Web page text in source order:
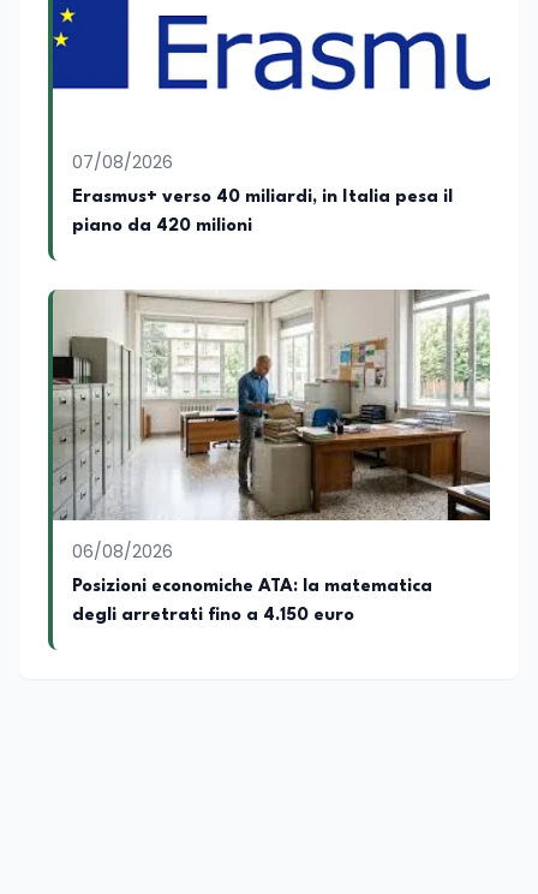
Attualmente ricopre il ruolo di Direttore
Responsabile di EduNews24.it, testata
giornalistica online dedicata al mondo
dell'istruzione, della formazione e delle
supervisiona la produzione di contenuti
operatori del settore educativo. È inoltre
docente di Comunicazione presso la
mediazione linguistica, dove mette a
disposizione delle nuove generazioni di
professionisti della comunicazione il
proprio bagaglio di competenze
giornalistiche, analitiche e accademiche.
07/08/2026
Erasmus+ verso 40 miliardi, in Italia pesa il
piano da 420 milioni
06/08/2026
Posizioni economiche ATA: la matematica
degli arretrati fino a 4.150 euro